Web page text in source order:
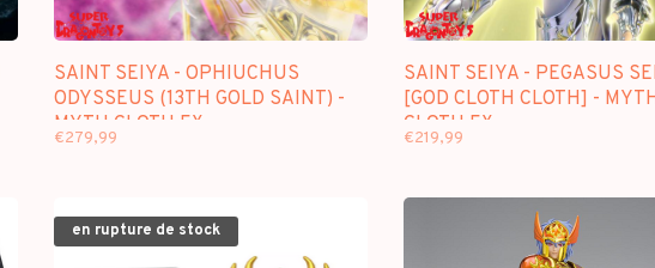
SAINT SEIYA - OPHIUCHUS
ODYSSEUS (13TH GOLD SAINT) -
MYTH CLOTH EX
€279,99
SAINT SEIYA - PEGASUS
[GOD CLOTH CLOTH] -
CLOTH EX
€219,99
en rupture de stock